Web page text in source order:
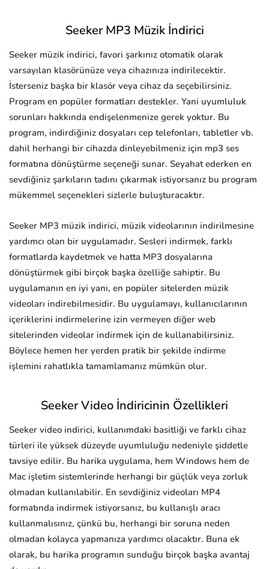
Seeker MP3 Müzik İndirici
Seeker müzik indirici, favori şarkınız otomatik olarak
varsayılan klasörünüze veya cihazınıza indirilecektir.
İsterseniz başka bir klasör veya cihaz da seçebilirsiniz.
Program en popüler formatları destekler. Yani uyumluluk
sorunları hakkında endişelenmenize gerek yoktur. Bu
program, indirdiğiniz dosyaları cep telefonları, tabletler vb.
dahil herhangi bir cihazda dinleyebilmeniz için mp3 ses
formatına dönüştürme seçeneği sunar. Seyahat ederken en
sevdiğiniz şarkıların tadını çıkarmak istiyorsanız bu program
mükemmel seçenekleri sizlerle buluşturacaktır.
Seeker MP3 müzik indirici, müzik videolarının indirilmesine
yardımcı olan bir uygulamadır. Sesleri indirmek, farklı
formatlarda kaydetmek ve hatta MP3 dosyalarına
dönüştürmek gibi birçok başka özelliğe sahiptir. Bu
uygulamanın en iyi yanı, en popüler sitelerden müzik
videoları indirebilmesidir. Bu uygulamayı, kullanıcılarının
içeriklerini indirmelerine izin vermeyen diğer web
sitelerinden videolar indirmek için de kullanabilirsiniz.
Böylece hemen her yerden pratik bir şekilde indirme
işlemini rahatlıkla tamamlamanız mümkün olur.
Seeker Video İndiricinin Özellikleri
Seeker video indirici, kullanımdaki basitliği ve farklı cihaz
türleri ile yüksek düzeyde uyumluluğu nedeniyle şiddetle
tavsiye edilir. Bu harika uygulama, hem Windows hem de
Mac işletim sistemlerinde herhangi bir güçlük veya zorluk
olmadan kullanılabilir. En sevdiğiniz videoları MP4
formatında indirmek istiyorsanız, bu kullanışlı aracı
kullanmalısınız, çünkü bu, herhangi bir soruna neden
olmadan kolayca yapmanıza yardımcı olacaktır. Buna ek
olarak, bu harika programın sunduğu birçok başka avantaj